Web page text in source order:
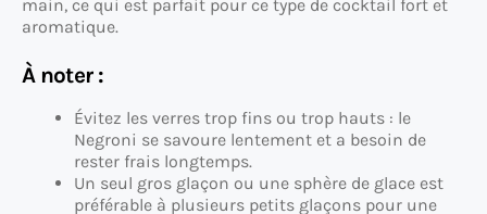
main, ce qui est parfait pour ce type de cocktail fort et
aromatique.
À noter :
Évitez les verres trop fins ou trop hauts : le
Negroni se savoure lentement et a besoin de
rester frais longtemps.
Un seul gros glaçon ou une sphère de glace est
préférable à plusieurs petits glaçons pour une